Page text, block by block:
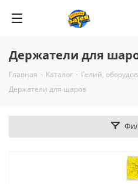
Держатели для
Главная - Каталог - Гелий,
Держатели для шаров